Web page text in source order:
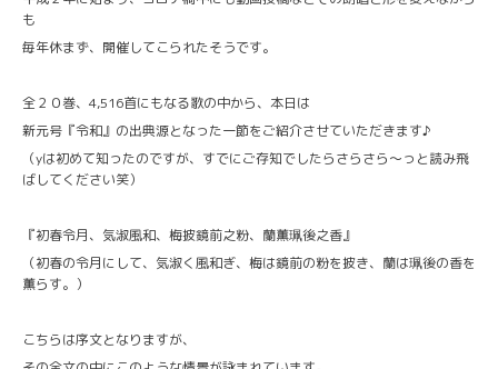
も
毎年休まず、開催してこられたそうです。
全２０巻、4,516首にもなる歌の中から、本日は
新元号『令和』の出典源となった一節をご紹介させていただきます♪
（yは初めて知ったのですが、すでにご存知でしたらさらさら〜っと読み飛
ばしてください笑）
『初春令月、気淑風和、梅披鏡前之粉、蘭薫珮後之香』
（初春の令月にして、気淑く風和ぎ、梅は鏡前の粉を披き、蘭は珮後の香を
薫らす。）
こちらは序文となりますが、